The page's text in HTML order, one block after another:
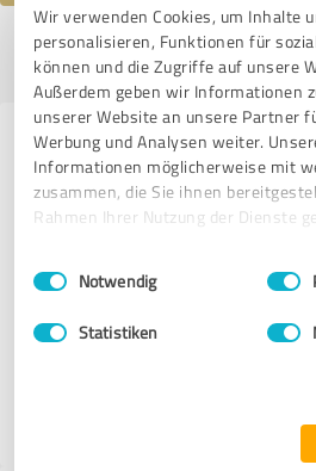
Wir verwenden Cookies, um Inhalte
personalisieren, Funktionen für
können und die Zugriffe auf unsere
Außerdem geben wir Informationen
unserer Website an unsere Partner
Werbung und Analysen weiter.
Informationen möglicherweise mit
zusammen, die Sie ihnen
Rahmen Ihrer Nutzung der Dienste
Impressum
Einwilligungsauswahl
Notwendig
Statistiken
Profil aktiv seit 09.05.2017 |Letzte
melden
Erfahrungen zu
Anbietern aus dem
Jagdeinrichtungen Trompeter Lügde